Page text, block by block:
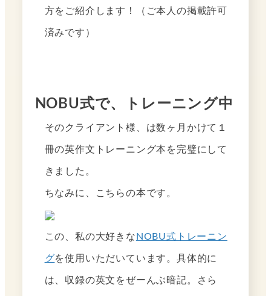
方をご紹介します！（ご本人の掲載許可
済みです）
NOBU式で、トレーニング中
そのクライアント様、は数ヶ月かけて１
冊の英作文トレーニング本を完璧にして
きました。
ちなみに、こちらの本です。
この、私の大好きな NOBU式トレーニン
グを使用いただいています。具体的に
は、収録の英文をぜーんぶ暗記。さら